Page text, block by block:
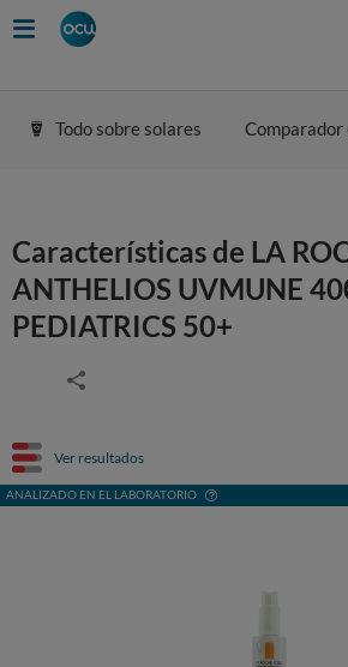
Todo sobre solares Comparador
Características de LA
ANTHELIOS UVMUNE
PEDIATRICS 50+
Ver resultados
ANALIZADO EN EL LABORATORIO